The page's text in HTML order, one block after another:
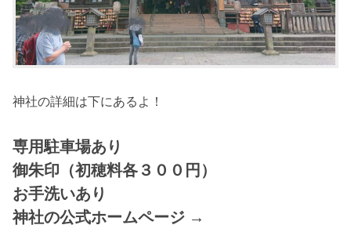
神社の詳細は下にあるよ！
専用駐車場あり
御朱印（初穂料各３００円）
お手洗いあり
神社の公式ホームページ →